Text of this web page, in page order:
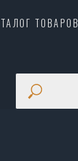
ТОВАРОВ